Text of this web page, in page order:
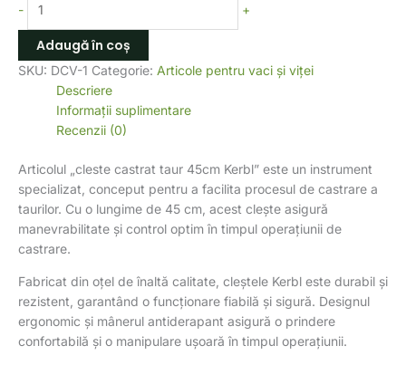
- +
Adaugă în coș
SKU: DCV-1 Categorie: Articole pentru vaci și viței
Descriere
Informații suplimentare
Recenzii (0)
Articolul „cleste castrat taur 45cm Kerbl” este un instrument
specializat, conceput pentru a facilita procesul de castrare a
taurilor. Cu o lungime de 45 cm, acest clește asigură
manevrabilitate și control optim în timpul operațiunii de
castrare.
Fabricat din oțel de înaltă calitate, cleștele Kerbl este durabil și
rezistent, garantând o funcționare fiabilă și sigură. Designul
ergonomic și mânerul antiderapant asigură o prindere
confortabilă și o manipulare ușoară în timpul operațiunii.